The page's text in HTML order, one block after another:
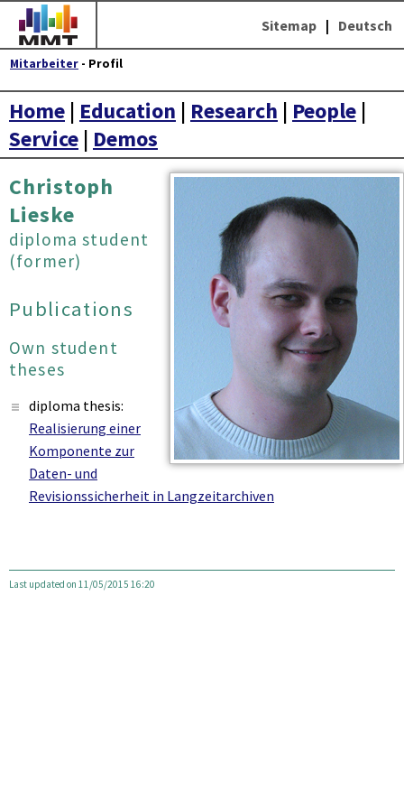
Sitemap | Deutsch
Mitarbeiter - Profil
Home | Education | Research | People |
Service | Demos
Christoph
Lieske
diploma student
(former)
Publications
Own student
theses
diploma thesis:
Realisierung einer
Komponente zur
Daten- und
Revisionssicherheit in Langzeitarchiven
Last updated on 11/05/2015 16:20